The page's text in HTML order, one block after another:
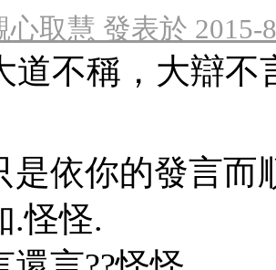
心取慧 發表於 2015-
道不稱，大辯不
是依你的發言而
.怪怪.